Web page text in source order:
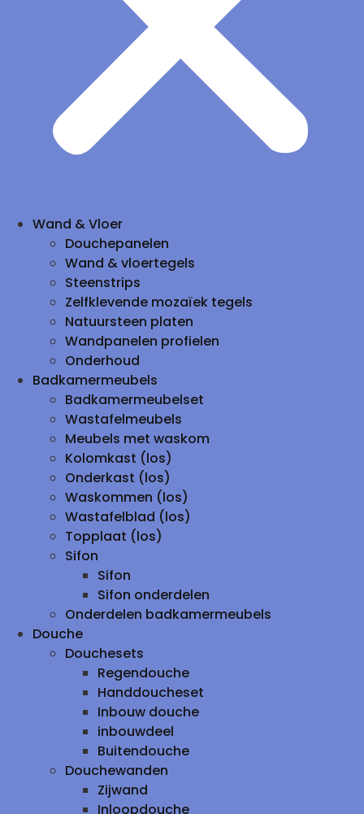
Wand & Vloer
Douchepanelen
Wand & vloertegels
Steenstrips
Zelfklevende mozaïek tegels
Natuursteen platen
Wandpanelen profielen
Onderhoud
Badkamermeubels
Badkamermeubelset
Wastafelmeubels
Meubels met waskom
Kolomkast (los)
Onderkast (los)
Waskommen (los)
Wastafelblad (los)
Topplaat (los)
Sifon
Sifon
Sifon onderdelen
Onderdelen badkamermeubels
Douche
Douchesets
Regendouche
Handdoucheset
Inbouw douche
inbouwdeel
Buitendouche
Douchewanden
Zijwand
Inloopdouche